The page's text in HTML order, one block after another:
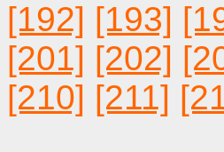
[192] [193]
[201] [202]
[210] [211]